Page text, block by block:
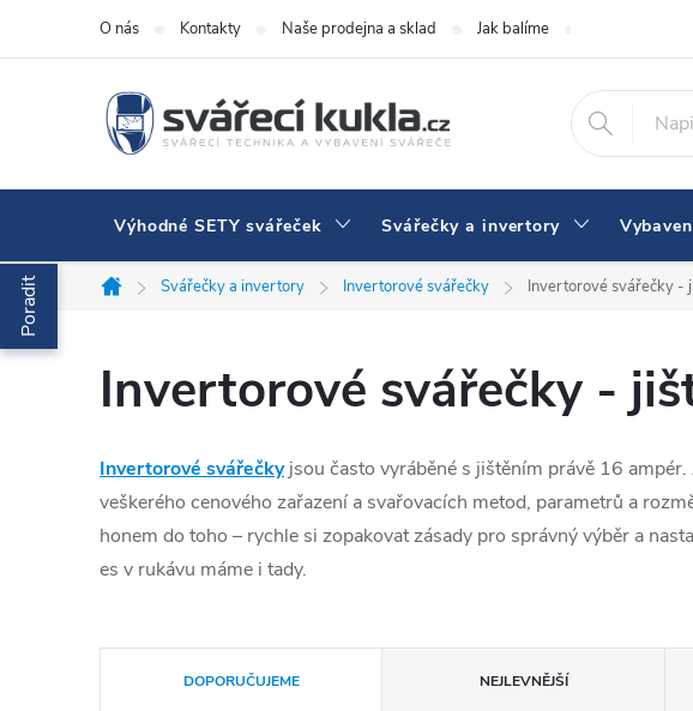
Přejít na obsahO nás Kontakty Naše prodejna a sklad Jak balíme Doprava a
Výhodné SETY svářeček Svářečky a invertory
Domů
Svářečky a invertory Invertorové svářečky Invertorové svářečky -
Invertorové svářečky -
Invertorové svářečkyjsou často vyráběné s jištěním právě 16
veškerého cenového zařazení a svařovacích metod, parametrů a
honem do toho – rychle si zopakovat zásady pro správný výběr a
es v rukávu máme i tady.
Řazení produktů
DOPORUČUJEME NEJLEVNĚJŠÍ
Poradit